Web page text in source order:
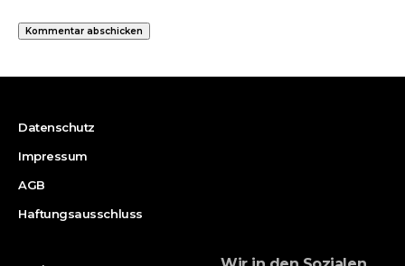
Datenschutz
Impressum
AGB
Haftungsausschluss